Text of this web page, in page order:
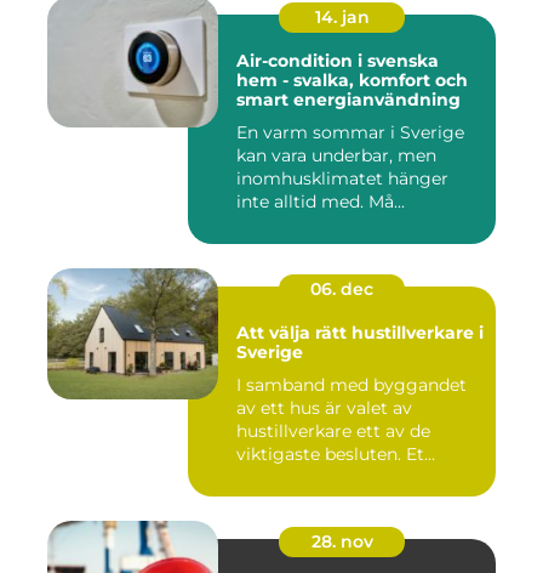
14. jan
Air-condition i svenska
hem - svalka, komfort och
smart energianvändning
En varm sommar i Sverige
kan vara underbar, men
inomhusklimatet hänger
inte alltid med. Må...
06. dec
Att välja rätt hustillverkare i
Sverige
I samband med byggandet
av ett hus är valet av
hustillverkare ett av de
viktigaste besluten. Et...
28. nov